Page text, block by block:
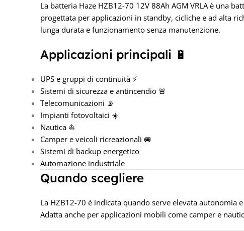
La batteria Haze HZB12-70 12V 88Ah AGM VRLA è una
progettata per applicazioni in standby, cicliche e ad alta
lunga durata e funzionamento senza manutenzione.
Applicazioni principali 🔋
UPS e gruppi di continuità ⚡
Sistemi di sicurezza e antincendio 🚨
Telecomunicazioni 📡
Impianti fotovoltaici ☀️
Nautica ⛵
Camper e veicoli ricreazionali 🚐
Sistemi di backup energetico
Automazione industriale
Quando scegliere
La HZB12-70 è indicata quando serve elevata autonomia
Adatta anche per applicazioni mobili come camper e